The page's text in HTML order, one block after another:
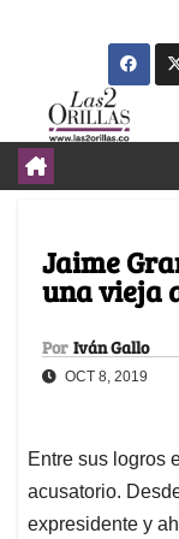
Jaime
una vieja
Por Iván Gallo
OCT 8, 2019
Entre sus logros
acusatorio.
expresidente y